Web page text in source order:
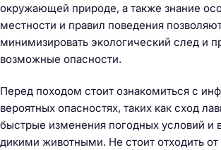
окружающей природе, а также знание
местности и правил поведения
минимизировать экологический след и
возможные опасности.
Перед походом стоит ознакомиться с
вероятных опасностях, таких как сход
быстрые изменения погодных условий и
дикими животными. Не стоит отходить от